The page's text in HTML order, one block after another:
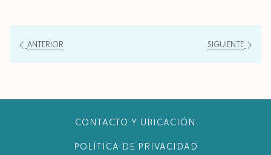
de Reservaciones para asistencia.
ANTERIOR SIGUIENTE
CONTACTO Y UBICACIÓN
POLÍTICA DE PRIVACIDAD